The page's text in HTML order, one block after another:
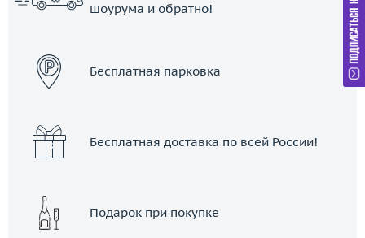
шоурума и обратно!
Бесплатная парковка
Бесплатная доставка по всей России!
Подарок при покупке